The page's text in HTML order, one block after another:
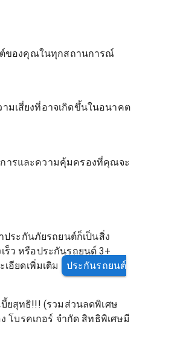
ต์ของคุณในทุกสถานการณ์
มเสี่ยงที่อาจเกิดขึ้นในอนาคต
ารและความคุ้มครองที่คุณจะ
ระกันภัยรถยนต์ก็เป็นสิ่ง
ว หรือประกันรถยนต์ 3+
อียดเพิ่มเติม
ประกันรถยนต์
ยสุทธิ!!! (รวมส่วนลดพิเศษ
โบรคเกอร์ จำกัด สิทธิพิเศษมี